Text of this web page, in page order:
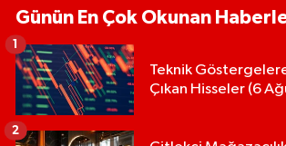
Günün En Çok Okunan
Teknik
Çıkan Hisseler (6
1
2